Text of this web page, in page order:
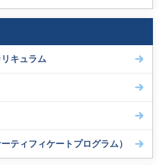
キュラム
ティフィケートプログラム）